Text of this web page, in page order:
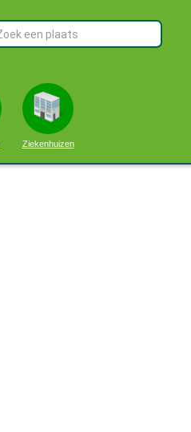
Ziekenhuizen